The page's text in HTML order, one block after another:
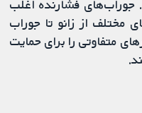
جوراب‌های فشارنده اغلب
مختلف از زانو تا جوراب
متفاوتی را برای حمایت